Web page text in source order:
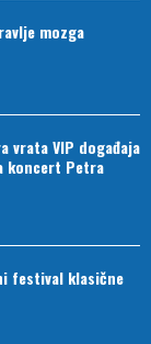
mozga
vrata VIP događaja
koncert Petra
festival klasične